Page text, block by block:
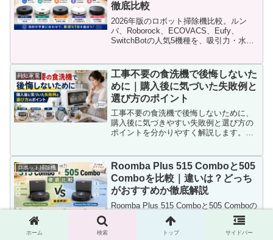
徹底比較
2026年版のロボット掃除機比較。ルン
バ、Roborock、ECOVACS、Eufy、
SwitchBotの人気5機種を、吸引力・水拭
タイル別におすすめ機種も分かりやすく
紹介します。
時短家電
工事不要の食洗機で後悔しないた
めに｜購入後に気づいた失敗例と
選び方のポイント
工事不要の食洗機で後悔しないために、
購入後に気づきやすい失敗例と選び方の
ポイントを分かりやすく解説します。サ
ってから困らないための確認ポイントが
分かる内容です。
ロボット掃除機
Roomba Plus 515 Comboと505
Comboを比較｜違いは？どっち
がおすすめか徹底解説
Roomba Plus 515 Comboと505 Comboの
違いを徹底比較。サイズ、障害物回避、
水拭き、モップ洗浄、価格の違いを整理
し、家具が多い家庭やペットがいる家庭
ホーム 検索 トップ サイドバー